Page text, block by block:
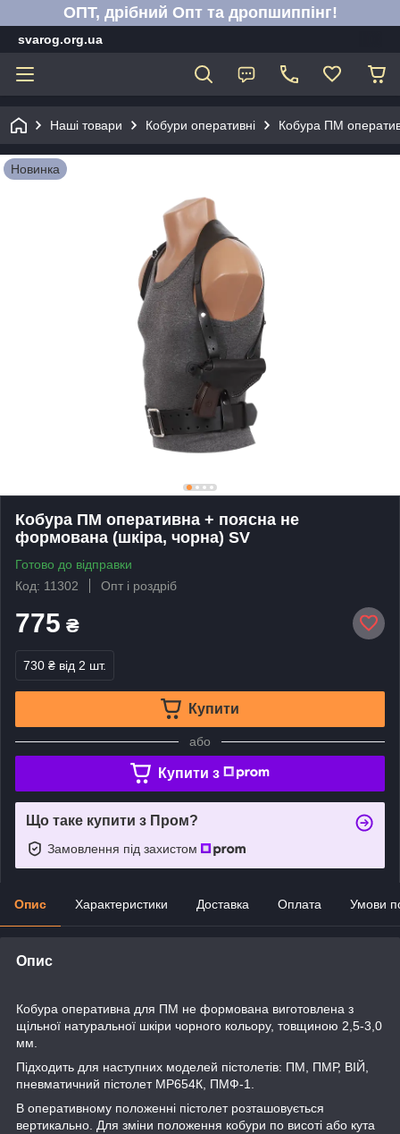
ОПТ, дрібний Опт та дропшиппінг!
svarog.org.ua
Наші товари Кобури оперативні Кобура ПМ
Новинка
Кобура ПМ оперативна + поясна не
формована (шкіра, чорна) SV
Готово до відправки
Код: 11302
Опт і роздріб
775 ₴
730 ₴ від 2 шт.
Купити
або
Купити з
Що таке купити з Пром?
Замовлення під захистом
Опис Характеристики Доставка Оплата Умови
Опис
Кобура оперативна для ПМ не формована виготовлена з
щільної натуральної шкіри чорного кольору, товщиною 2,5-3,0
мм.
Підходить для наступних моделей пістолетів: ПМ, ПМР, ВІЙ,
пневматичний пістолет МР654К, ПМФ-1.
В оперативному положенні пістолет розташовується
вертикально. Для зміни положення кобури по висоті або кута